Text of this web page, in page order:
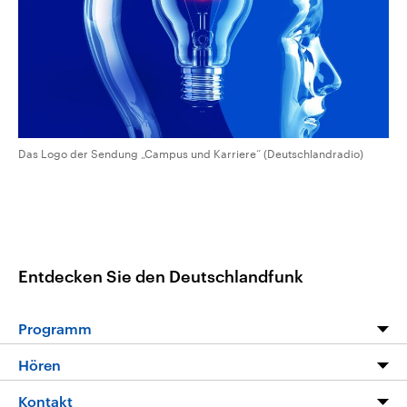
CDU, SPD und FDP regiert.-
Umfragen, Prognosen,
Wahlprogramme, aktuelle Berichte
und Hintergründe zu den Parteien
und Kandidaten der anstehenden
aktuelle Weltgeschehen.
Sendungen Programm Podcasts
Audio-Archiv
Das Logo der Sendung „Campus und Karriere“ (Deutschlandradio)
Entdecken Sie den Deutschlandfunk
Programm
Programm
Hören
Livestream
Kontakt